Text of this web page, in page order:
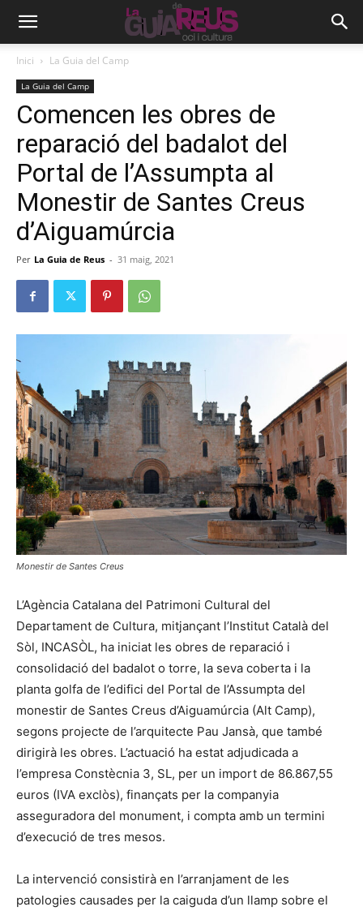
Inici La Guia del Camp
La Guia del Camp
Comencen les obres de
reparació del badalot del
Portal de l’Assumpta al
Monestir de Santes Creus
d’Aiguamúrcia
Per La Guia de Reus - 31 maig, 2021
Monestir de Santes Creus
L’Agència Catalana del Patrimoni Cultural del
Departament de Cultura, mitjançant l’Institut Català del
Sòl, INCASÒL, ha iniciat les obres de reparació i
consolidació del badalot o torre, la seva coberta i la
planta golfa de l’edifici del Portal de l’Assumpta del
monestir de Santes Creus d’Aiguamúrcia (Alt Camp),
segons projecte de l’arquitecte Pau Jansà, que també
dirigirà les obres. L’actuació ha estat adjudicada a
l’empresa Constècnia 3, SL, per un import de 86.867,55
euros (IVA exclòs), finançats per la companyia
asseguradora del monument, i compta amb un termini
d’execució de tres mesos.
La intervenció consistirà en l’arranjament de les
patologies causades per la caiguda d’un llamp sobre el